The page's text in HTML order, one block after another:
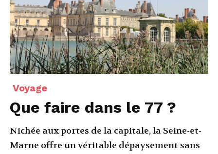
Voyage
Que faire dans le 77 ?
Nichée aux portes de la capitale, la Seine-et-
Marne offre un véritable dépaysement sans